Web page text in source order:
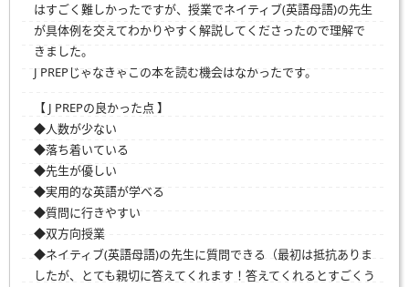
はすごく難しかったですが、授業でネイティブ(英語母語)の先生
が具体例を交えてわかりやすく解説してくださったので理解で
きました。
J PREPじゃなきゃこの本を読む機会はなかったです。
【 J PREPの良かった点 】
◆人数が少ない
◆落ち着いている
◆先生が優しい
◆実用的な英語が学べる
◆質問に行きやすい
◆双方向授業
◆ネイティブ(英語母語)の先生に質問できる（最初は抵抗ありま
したが、とても親切に答えてくれます！答えてくれるとすごくう